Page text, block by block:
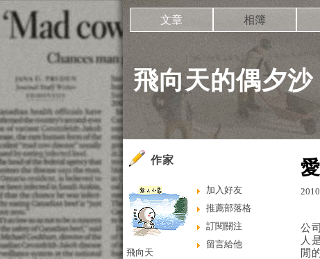
飛向天的偶夕沙
文章 相簿
2010
公
人
閒
作家
加入好友
推薦部落格
訂閱關注
留言給他
飛向天